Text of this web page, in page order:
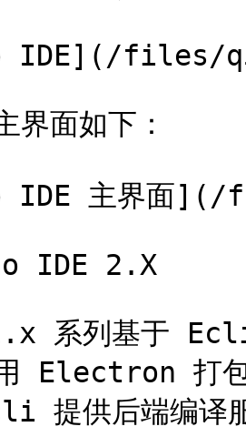
files/
界面如下：
IDE 主界面](/
IDE 2.X
系列基于
Electron 打包
提供后端编译